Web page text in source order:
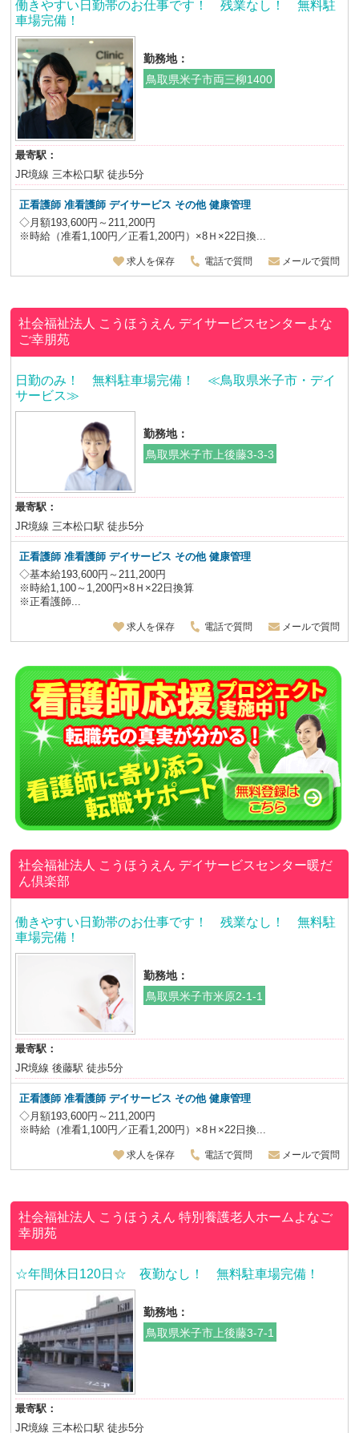
働きやすい日勤帯のお仕事です！ 残業なし！ 無料駐
車場完備！
勤務地：
鳥取県米子市両三柳1400
最寄駅：
JR境線 三本松口駅 徒歩5分
正看護師 准看護師 デイサービス その他 健康管理
◇月額193,600円～211,200円
※時給（准看1,100円／正看1,200円）×8Ｈ×22日換...
求人を保存 電話で質問 メールで質問
社会福祉法人 こうほうえん デイサービスセンターよな
ご幸朋苑
日勤のみ！ 無料駐車場完備！ ≪鳥取県米子市・デイ
サービス≫
勤務地：
鳥取県米子市上後藤3-3-3
最寄駅：
JR境線 三本松口駅 徒歩5分
正看護師 准看護師 デイサービス その他 健康管理
◇基本給193,600円～211,200円
※時給1,100～1,200円×8Ｈ×22日換算
※正看護師...
求人を保存 電話で質問 メールで質問
社会福祉法人 こうほうえん デイサービスセンター暖だ
ん倶楽部
働きやすい日勤帯のお仕事です！ 残業なし！ 無料駐
車場完備！
勤務地：
鳥取県米子市米原2-1-1
最寄駅：
JR境線 後藤駅 徒歩5分
正看護師 准看護師 デイサービス その他 健康管理
◇月額193,600円～211,200円
※時給（准看1,100円／正看1,200円）×8Ｈ×22日換...
求人を保存 電話で質問 メールで質問
社会福祉法人 こうほうえん特別養護老人ホームよなご
幸朋苑
☆年間休日120日☆ 夜勤なし！ 無料駐車場完備！
勤務地：
鳥取県米子市上後藤3-7-1
最寄駅：
JR境線 三本松口駅 徒歩5分